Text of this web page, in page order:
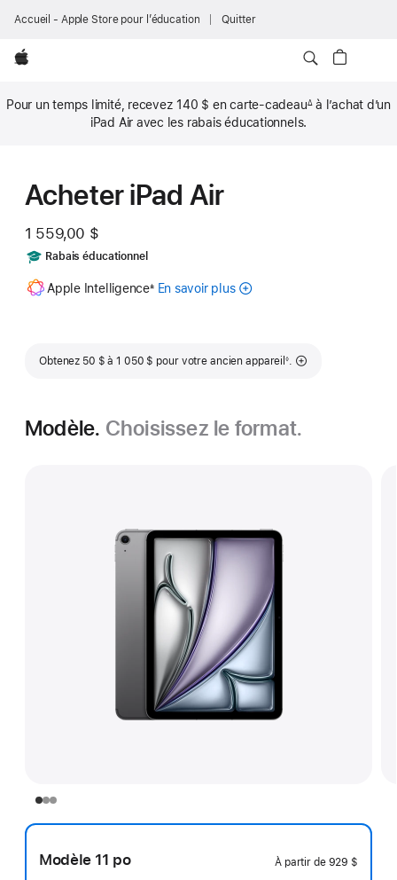
Accueil - Apple Store pour l’éducation Quitter
Apple
Pour un temps limité, recevez 140 $ en carte-cadeau∆à l’achat d’un
iPad Air avec les rabais éducationnels.
Acheter iPad Air
1 559,00 $
Comprend
Rabais éducationnel
Apple Intelligencede
± En savoir plussur
iPad
Obtenez 50 $ à 1 050 $ pour votre ancien appareil
Note de bas de page
◊.
Modèle. Choisissez le format.
Modèle 11 po À partir de 929 $